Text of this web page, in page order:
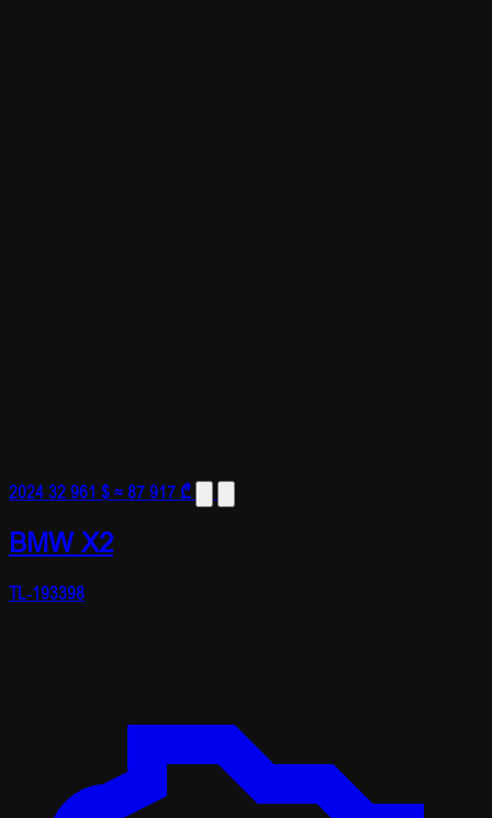
202432 961 $≈ 87 917 ₾
BMW X2
TL-193398